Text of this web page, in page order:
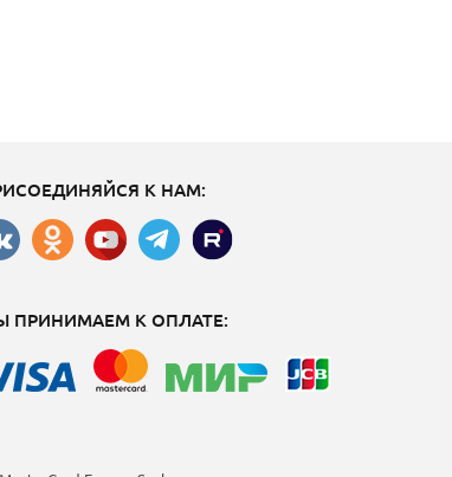
К НАМ:
ПРИНИМАЕМ К ОПЛАТЕ: